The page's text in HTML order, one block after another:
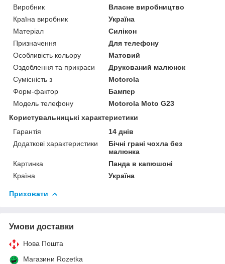
Виробник
Власне виробництво
Країна виробник
Україна
Матеріал
Силікон
Призначення
Для телефону
Особливість кольору
Матовий
Оздоблення та прикраси
Друкований малюнок
Сумісність з
Motorola
Форм-фактор
Бампер
Модель телефону
Motorola Moto G23
Користувальницькі характеристики
Гарантія
14 днів
Додаткові характеристики
Бічні грані чохла без
малюнка
Картинка
Панда в капюшоні
Країна
Україна
Приховати
Умови доставки
Нова Пошта
Магазини Rozetka